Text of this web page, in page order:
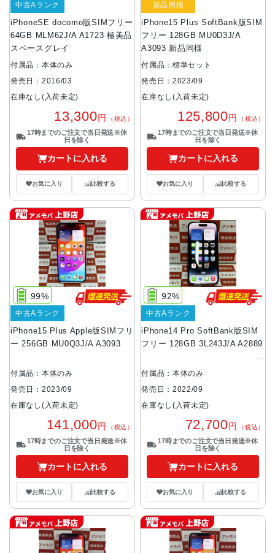
iPhoneSE docomo版SIMフリー
64GB MLM62J/A A1723 極美品
スペースグレイ
中古Aランク
付属品：本体のみ
発売日：2016/03
在庫なし(入荷未定)
13,300円 （税込）
17時までのご注文で当日発送※休
日を除く
カートに入れる
お気に入り 比較する
iPhone15 Plus SoftBank版SIM
フリー 128GB MU0D3J/A
A3093 新品同様
新品同様
付属品：標準セット
発売日：2023/09
在庫なし(入荷未定)
125,800円 （税込）
17時までのご注文で当日発送※休
日を除く
カートに入れる
お気に入り 比較する
iPhone15 Plus Apple版SIMフリ
ー 256GB MU0Q3J/A A3093
99%
中古Aランク
付属品：本体のみ
発売日：2023/09
在庫なし(入荷未定)
141,000円 （税込）
17時までのご注文で当日発送※休
日を除く
カートに入れる
お気に入り 比較する
iPhone14 Pro SoftBank版SIM
フリー 128GB 3L243J/A A2889
92%
中古Aランク
付属品：本体のみ
発売日：2022/09
在庫なし(入荷未定)
72,700円 （税込）
17時までのご注文で当日発送※休
日を除く
カートに入れる
お気に入り 比較する